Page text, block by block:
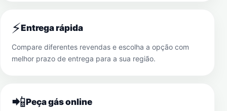
⚡Entrega rápida
Compare diferentes revendas e escolha a opção com
melhor prazo de entrega para a sua região.
📲Peça gás online